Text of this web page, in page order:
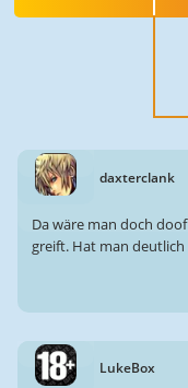
daxterclank
Da wäre man doch
greift. Hat man
LukeBox